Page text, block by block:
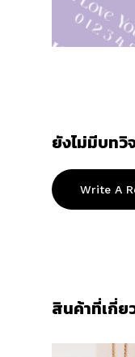
ยังไม่มีบทวิ
Write A
สินค้าที่เกี่ย